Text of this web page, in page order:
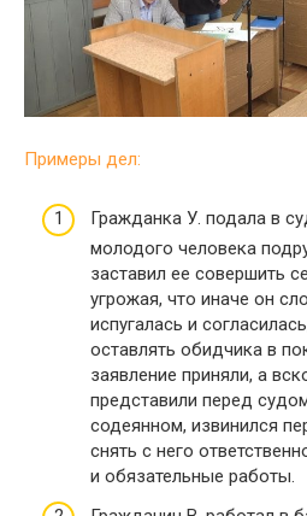
Примеры дел:
Гражданка У. подала в
молодого человека
заставил ее совершить
угрожая, что иначе он
испугалась и
оставлять обидчика в
заявление приняли, а
представили перед
содеянном, извинился
снять с него
и обязательные работы.